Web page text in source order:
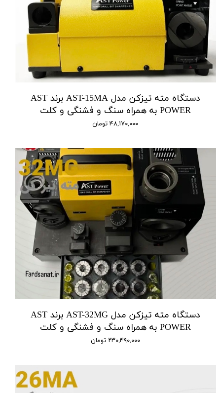
دستگاه مته تیزکن مدل AST-15MA برند AST
POWER به همراه سنگ و فشنگی و کلت
۴۸,۱۷۰,۰۰۰ تومان
دستگاه مته تیزکن مدل AST-32MG برند AST
POWER به همراه سنگ و فشنگی و کلت
۲۳۰,۴۹۰,۰۰۰ تومان